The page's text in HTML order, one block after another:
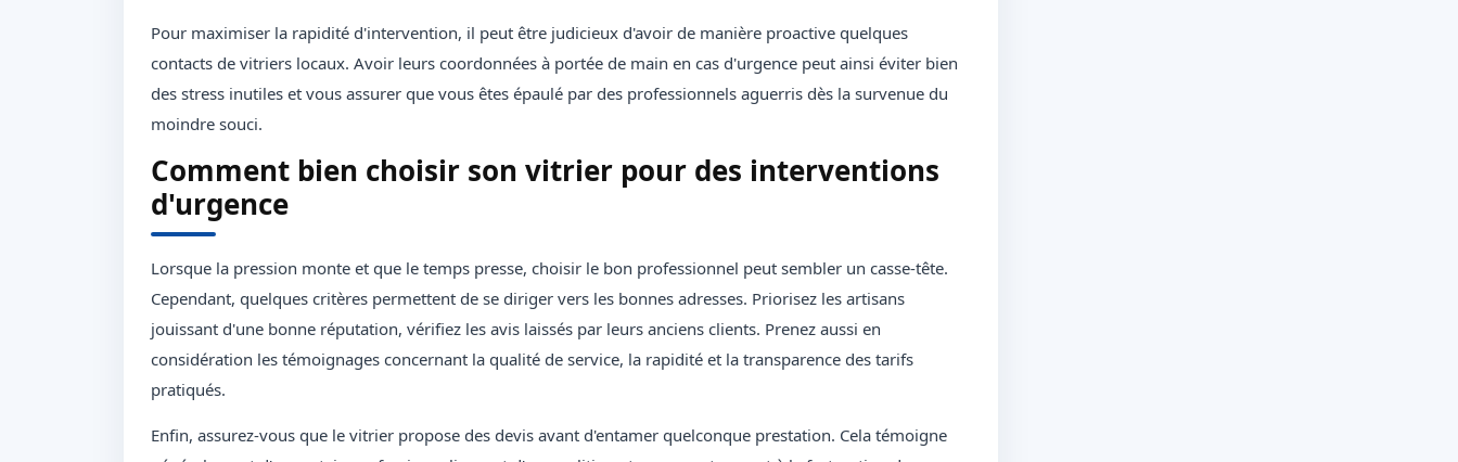
Pour maximiser la rapidité d'intervention, il peut être judicieux d'avoir de manière proactive quelques
contacts de vitriers locaux. Avoir leurs coordonnées à portée de main en cas d'urgence peut ainsi éviter bien
des stress inutiles et vous assurer que vous êtes épaulé par des professionnels aguerris dès la survenue du
moindre souci.
Comment bien choisir son vitrier pour des interventions
d'urgence
Lorsque la pression monte et que le temps presse, choisir le bon professionnel peut sembler un casse-tête.
Cependant, quelques critères permettent de se diriger vers les bonnes adresses. Priorisez les artisans
jouissant d'une bonne réputation, vérifiez les avis laissés par leurs anciens clients. Prenez aussi en
considération les témoignages concernant la qualité de service, la rapidité et la transparence des tarifs
pratiqués.
Enfin, assurez-vous que le vitrier propose des devis avant d'entamer quelconque prestation. Cela témoigne